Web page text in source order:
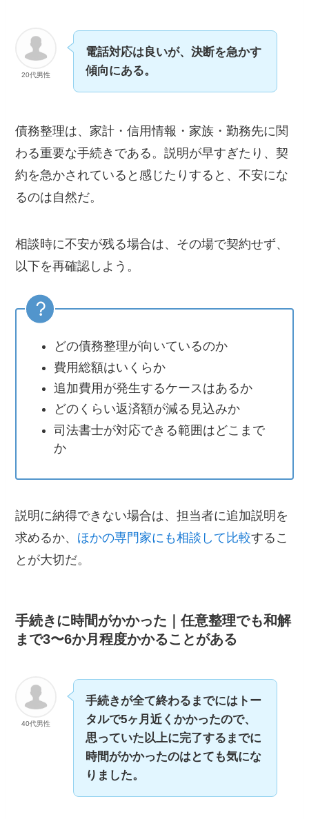
20代男性
電話対応は良いが、決断を急かす
傾向にある。
債務整理は、家計・信用情報・家族・勤務先に関
わる重要な手続きである。説明が早すぎたり、契
約を急かされていると感じたりすると、不安にな
るのは自然だ。
相談時に不安が残る場合は、その場で契約せず、
以下を再確認しよう。
どの債務整理が向いているのか
費用総額はいくらか
追加費用が発生するケースはあるか
どのくらい返済額が減る見込みか
司法書士が対応できる範囲はどこまで
か
説明に納得できない場合は、担当者に追加説明を
求めるか、 ほかの専門家にも相談して比較するこ
とが大切だ。
手続きに時間がかかった｜任意整理でも和解
まで3〜6か月程度かかることがある
40代男性
手続きが全て終わるまでにはトー
タルで5ヶ月近くかかったので、
思っていた以上に完了するまでに
時間がかかったのはとても気にな
りました。